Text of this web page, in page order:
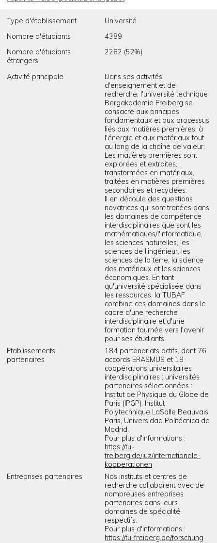
Type d'établissement
Université
Nombre d'étudiants
4389
Nombre d'étudiants
étrangers
2282 (52%)
Activité principale
Dans ses activités
d'enseignement et de
recherche, l'université technique
Bergakademie Freiberg se
consacre aux principes
fondamentaux et aux processus
liés aux matières premières, à
l'énergie et aux matériaux tout
au long de la chaîne de valeur.
Les matières premières sont
explorées et extraites,
transformées en matériaux,
traitées en matières premières
secondaires et recyclées.
Il en découle des questions
novatrices qui sont traitées dans
les domaines de compétence
interdisciplinaires que sont les
mathématiques/l'informatique,
les sciences naturelles, les
sciences de l'ingénieur, les
sciences de la terre, la science
des matériaux et les sciences
économiques. En tant
qu'université spécialisée dans
les ressources, la TUBAF
combine ces domaines dans le
cadre d'une recherche
interdisciplinaire et d'une
formation tournée vers l'avenir
pour ses étudiants.
Etablissements
partenaires
184 partenariats actifs, dont 76
accords ERASMUS et 18
coopérations universitaires
interdisciplinaires ; universités
partenaires sélectionnées :
Institut de Physique du Globe de
Paris (IPGP), Institut
Polytechnique LaSalle Beauvais
Paris, Universidad Politécnica de
Madrid.
Pour plus d'informations :
https://tu-
freiberg.de/iuz/internationale-
kooperationen
Entreprises partenaires
Nos instituts et centres de
recherche collaborent avec de
nombreuses entreprises
partenaires dans leurs
domaines de spécialité
respectifs.
Pour plus d'informations :
https://tu-freiberg.de/forschung